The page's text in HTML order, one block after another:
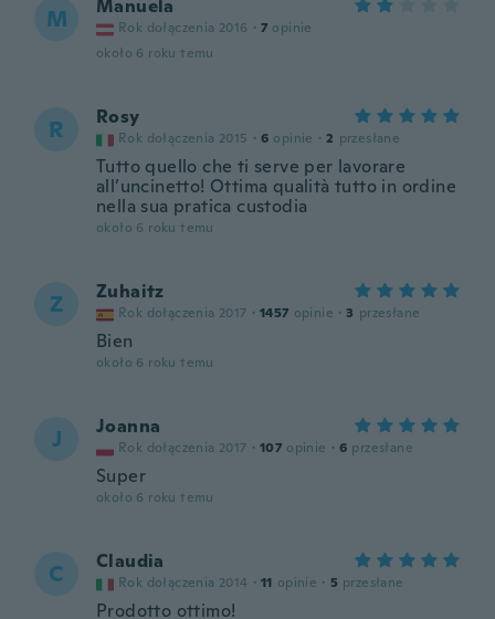
M Manuela
Rok dołączenia 2016 · 7 opinie
około 6 roku temu
R Rosy
Rok dołączenia 2015 · 6 opinie · 2 przesłane
Tutto quello che ti serve per lavorare
all’uncinetto! Ottima qualità tutto in ordine
nella sua pratica custodia
około 6 roku temu
Z Zuhaitz
Rok dołączenia 2017 · 1457 opinie · 3 przesłane
Bien
około 6 roku temu
J Joanna
Rok dołączenia 2017 · 107 opinie · 6 przesłane
Super
około 6 roku temu
C Claudia
Rok dołączenia 2014 · 11 opinie · 5 przesłane
Prodotto ottimo!